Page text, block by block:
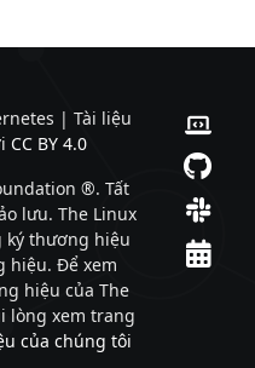
| Tài liệu
CC BY 4.0
®. Tất
lưu. The Linux
ký thương hiệu
hiệu. Để xem
hiệu của The
lòng xem trang
của chúng tôi